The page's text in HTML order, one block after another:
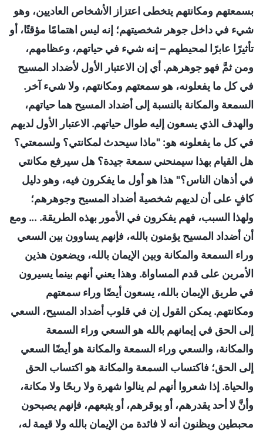
بسمعتهم ومكانتهم يتخطى اعتزاز الأشخاص العاديين، وهو
شيء في داخل جوهر شخصيتهم؛ إنه ليس اهتمامًا مؤقتًا، أو
تأثيرًا عابرًا لمحيطهم – إنه شيء في حياتهم، وعظامهم،
ومن ثمَّ فهو جوهرهم. أي إن الاعتبار الأول لأضداد المسيح
في كل ما يفعلونه، هو سمعتهم ومكانتهم، ولا شيء آخر.
السمعة والمكانة بالنسبة إلى أضداد المسيح هما حياتهم،
والهدف الذي يسعون إليه طوال حياتهم. الاعتبار الأول لديهم
في كل ما يفعلونه هو: "ماذا سيحدث لمكانتي؟ ولسمعتي؟
هل القيام بهذا سيمنحني سمعة جيدة؟ هل سيرفع مكانتي
في أذهان الناس؟" هذا هو أول ما يفكرون فيه، وهو دليل
كافٍ على أن لديهم شخصية أضداد المسيح وجوهرهم؛
ولهذا السبب، فهم يفكرون في الأمور بهذه الطريقة. ... ومع
أن أضداد المسيح يؤمنون بالله، فإنهم يساوون بين السعي
وراء السمعة والمكانة وبين الإيمان بالله، ويضعون هذين
الأمرين على قدم المساواة. وهذا يعني أنهم بينما يسيرون
في طريق الإيمان بالله، يسعون أيضًا وراء سمعتهم
ومكانتهم. يمكن القول إن في قلوب أضداد المسيح، السعي
إلى الحق في إيمانهم بالله هو السعي وراء السمعة
والمكانة، والسعي وراء السمعة والمكانة هو أيضًا السعي
إلى الحق؛ فاكتساب السمعة والمكانة هو اكتساب الحق
والحياة. إذا شعروا أنهم لم ينالوا شهرة ولا ربحًا ولا مكانة،
وأنَّ لا أحد يقدرهم، أو يوقرهم، أو يتبعهم، فإنهم يصبحون
محبطين ويظنون أنه لا فائدة من الإيمان بالله ولا قيمة له،